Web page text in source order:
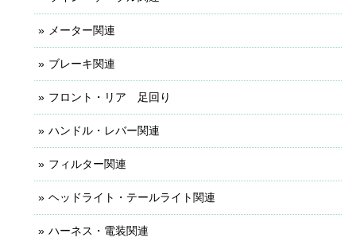
メーター関連
ブレーキ関連
フロント・リア 足回り
ハンドル・レバー関連
フィルター関連
ヘッドライト・テールライト関連
ハーネス・電装関連